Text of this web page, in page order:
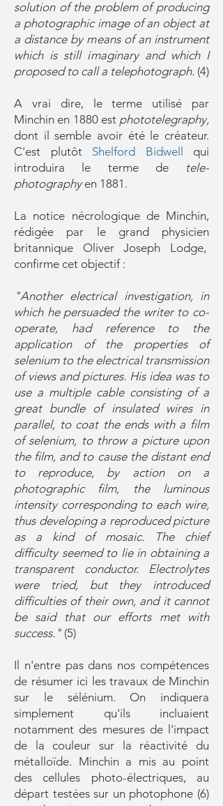
solution of the problem of producing
a photographic image of an object at
a distance by means of an instrument
which is still imaginary and which I
proposed to call a telephotograph. (4)
A vrai dire, le terme utilisé par
Minchin en 1880 est phototelegraphy,
dont il semble avoir été le créateur.
C'est plutôt Shelford Bidwell
qui
introduira le terme de tele-
photographyen 1881.
La notice nécrologique de Minchin,
rédigée par le grand physicien
britannique Oliver Joseph Lodge,
confirme cet objectif :
"Another electrical investigation, in
which he persuaded the writer to co-
operate, had reference to the
application of the properties of
selenium to the electrical transmission
of views and pictures. His idea was to
use a multiple cable consisting of a
great bundle of insulated wires in
parallel, to coat the ends with a film
of selenium, to throw a picture upon
the film, and to cause the distant end
to reproduce, by action on a
photographic film, the luminous
intensity corresponding to each wire,
thus developing a reproduced picture
as a kind of mosaic. The chief
difficulty seemed to lie in obtaining a
transparent conductor. Electrolytes
were tried, but they introduced
difficulties of their own, and it cannot
be said that our efforts met with
success." (5)
​Il n'entre pas dans nos compétences
de résumer ici les travaux de Minchin
sur le sélénium. On indiquera
simplement qu'ils incluaient
notamment des mesures de l'impact
de la couleur sur la réactivité du
métalloïde. Minchin a mis au point
des cellules photo-électriques, au
départ testées sur un photophone (6)